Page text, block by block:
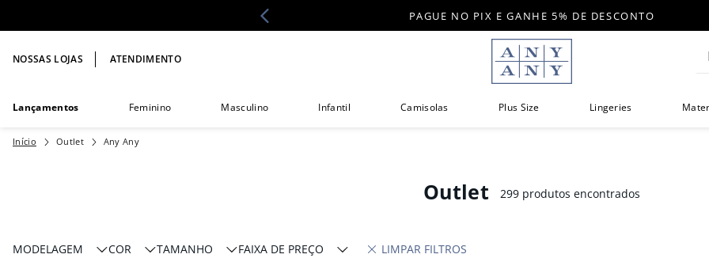
PAGUE NO PIX E GANHE 5% DE DESCONTO
NOSSAS LOJAS ATENDIMENTO
Lançamentos Feminino Masculino Infantil Camisolas Plus Size Lingeries
Outlet Any Any
Outlet 299 produtos
COR TAMANHO FAIXA DE PREÇO